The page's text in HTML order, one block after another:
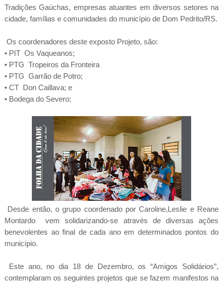
Tradições Gaúchas, empresas atuantes em diversos setores na
cidade, famílias e comunidades do município de Dom Pedrito/RS.
Os coordenadores deste exposto Projeto, são:
• PIT Os Vaqueanos;
• PTG Tropeiros da Fronteira
• PTG Garrão de Potro;
• CT Don Caillava; e
• Bodega do Severo;
Desde então, o grupo coordenado por Caroline,Leslie e Reane
Montardo vem solidarizando-se através de diversas ações
benevolentes ao final de cada ano em determinados pontos do
município.
Este ano, no dia 18 de Dezembro, os “Amigos Solidários”,
contemplaram os seguintes projetos que se fazem manifestos na